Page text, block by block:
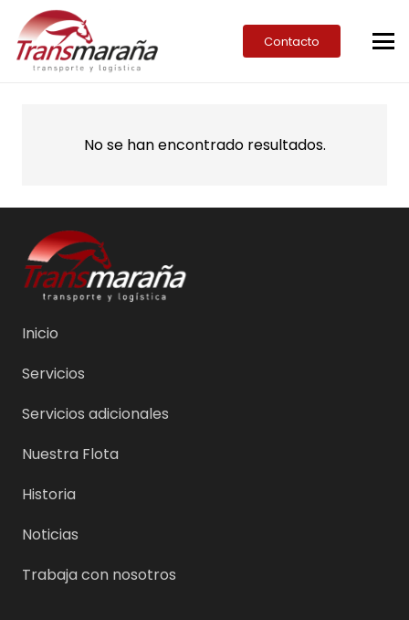
Contacto
No se han encontrado resultados.
Inicio
Servicios
Servicios adicionales
Nuestra Flota
Historia
Noticias
Trabaja con nosotros